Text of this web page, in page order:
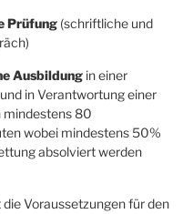
Prüfung (schriftliche und
Ausbildung in einer
in Verantwortung einer
mindestens 80
wobei mindestens 50%
absolviert werden
Voraussetzungen für den